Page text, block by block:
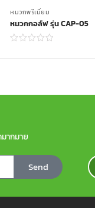
หมวกพรีเมี่ยม
หมวกกอล์ฟ รุ่น CAP-05
Read more
ากมาย
Send